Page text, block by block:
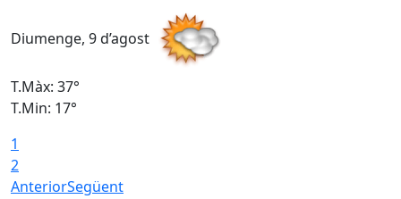
Diumenge, 9 d’agost
T.Màx: 37°
T.Min: 17°
1
2
AnteriorSegüent